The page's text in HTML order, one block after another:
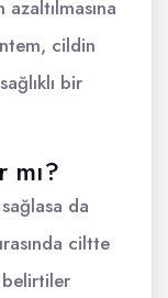
cildin
bir
mı?
da
ciltte
belirtiler